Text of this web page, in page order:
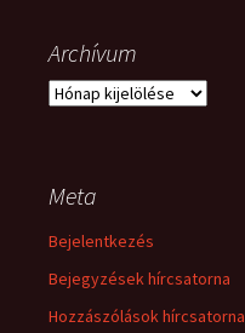
Archívum
Archívum
Meta
Bejelentkezés
Bejegyzések hírcsatorna
Hozzászólások hírcsatorna